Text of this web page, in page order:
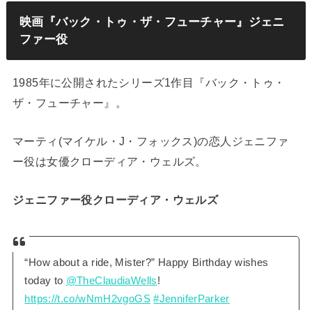
映画『バック・トゥ・ザ・フューチャー』ジェニ
ファー役
1985年に公開されたシリーズ1作目『バック・トゥ・
ザ・フューチャー』。
マーティ(マイケル・J・フォックス)の恋人ジェニファ
ー役は女優クローディア・ウェルズ。
ジェニファー役クローディア・ウェルズ
“How about a ride, Mister?” Happy Birthday wishes
today to @TheClaudiaWells!
https://t.co/wNmH2vgoGS #JenniferParker